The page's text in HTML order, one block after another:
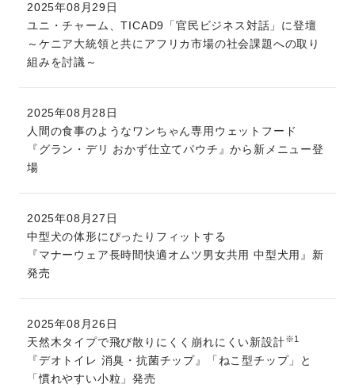
2025年08月29日
ユニ・チャーム、TICAD9「官民ビジネス対話」に登壇
～ケニア大統領と共にアフリカ市場の社会課題への取り
組みを討議～
2025年08月28日
人間の食事のようなワンちゃん専用ウェットフード
『グラン・デリ おかず仕立てパウチ』から新メニュー登
場
2025年08月27日
中型犬の体形にぴったりフィットする
『マナーウェア長時間快適オムツ男女共用 中型犬用』新
発売
2025年08月26日
天然木タイプで飛び散りにくく崩れにくい新設計※1
『デオトイレ 消臭・抗菌チップ』「ねこ型チップ」と
「慣れやすい小粒」発売